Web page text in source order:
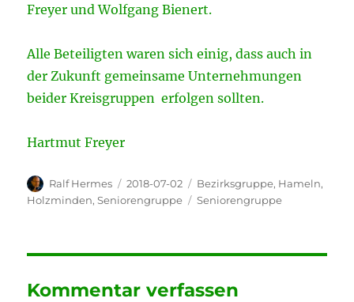
Freyer und Wolfgang Bienert.
Alle Beteiligten waren sich einig, dass auch in
der Zukunft gemeinsame Unternehmungen
beider Kreisgruppen erfolgen sollten.
Hartmut Freyer
Autor
Ralf Hermes
Veröffentlicht
am
2018-07-02 Kategorien
Bezirksgruppe, Hameln,
Holzminden,Seniorengruppe Schlagwörter
Seniorengruppe
Kommentar verfassen